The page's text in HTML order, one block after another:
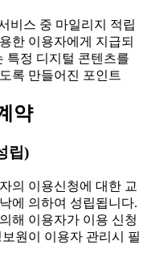
비스 중 마일리지 적립
한 이용자에게 지급되
특정 디지털 콘텐츠를
록 만들어진 포인트
약
립)
의 이용신청에 대한 교
에 의하여 성립됩니다.
해 이용자가 이용 신청
원이 이용자 관리시 필